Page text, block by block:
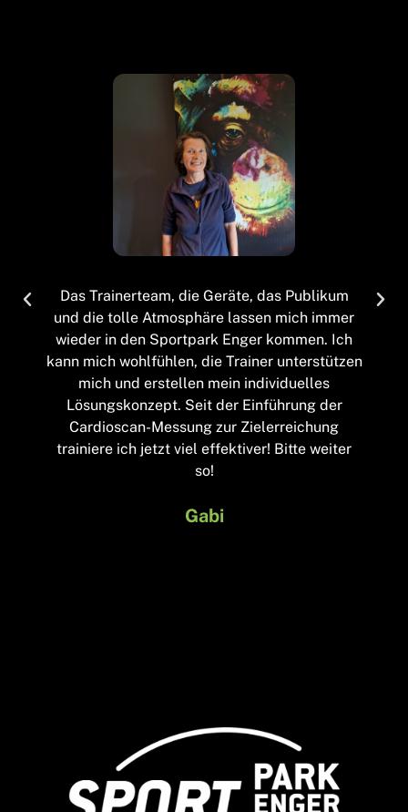
Das Trainerteam, die Geräte, das Publikum
und die tolle Atmosphäre lassen mich immer
wieder in den Sportpark Enger kommen. Ich
kann mich wohlfühlen, die Trainer unterstützen
mich und erstellen mein individuelles
Lösungskonzept. Seit der Einführung der
Cardioscan-Messung zur Zielerreichung
trainiere ich jetzt viel effektiver! Bitte weiter
so!
Gabi